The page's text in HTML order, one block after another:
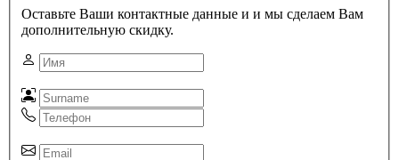
Оставьте Ваши контактные данные и и мы сделаем Вам
дополнительную скидку.